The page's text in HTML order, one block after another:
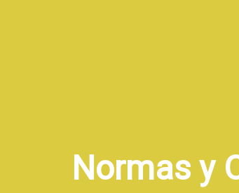
Normas y